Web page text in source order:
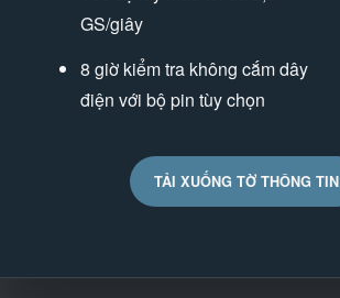
GS/giây
8 giờ kiểm tra không cắm dây
điện với bộ pin tùy chọn
TẢI XUỐNG TỜ THÔNG TIN